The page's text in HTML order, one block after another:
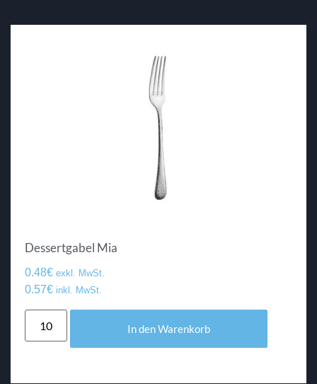
Dessertgabel Mia
0.48€ exkl. MwSt.
0.57€ inkl. MwSt.
In den Warenkorb